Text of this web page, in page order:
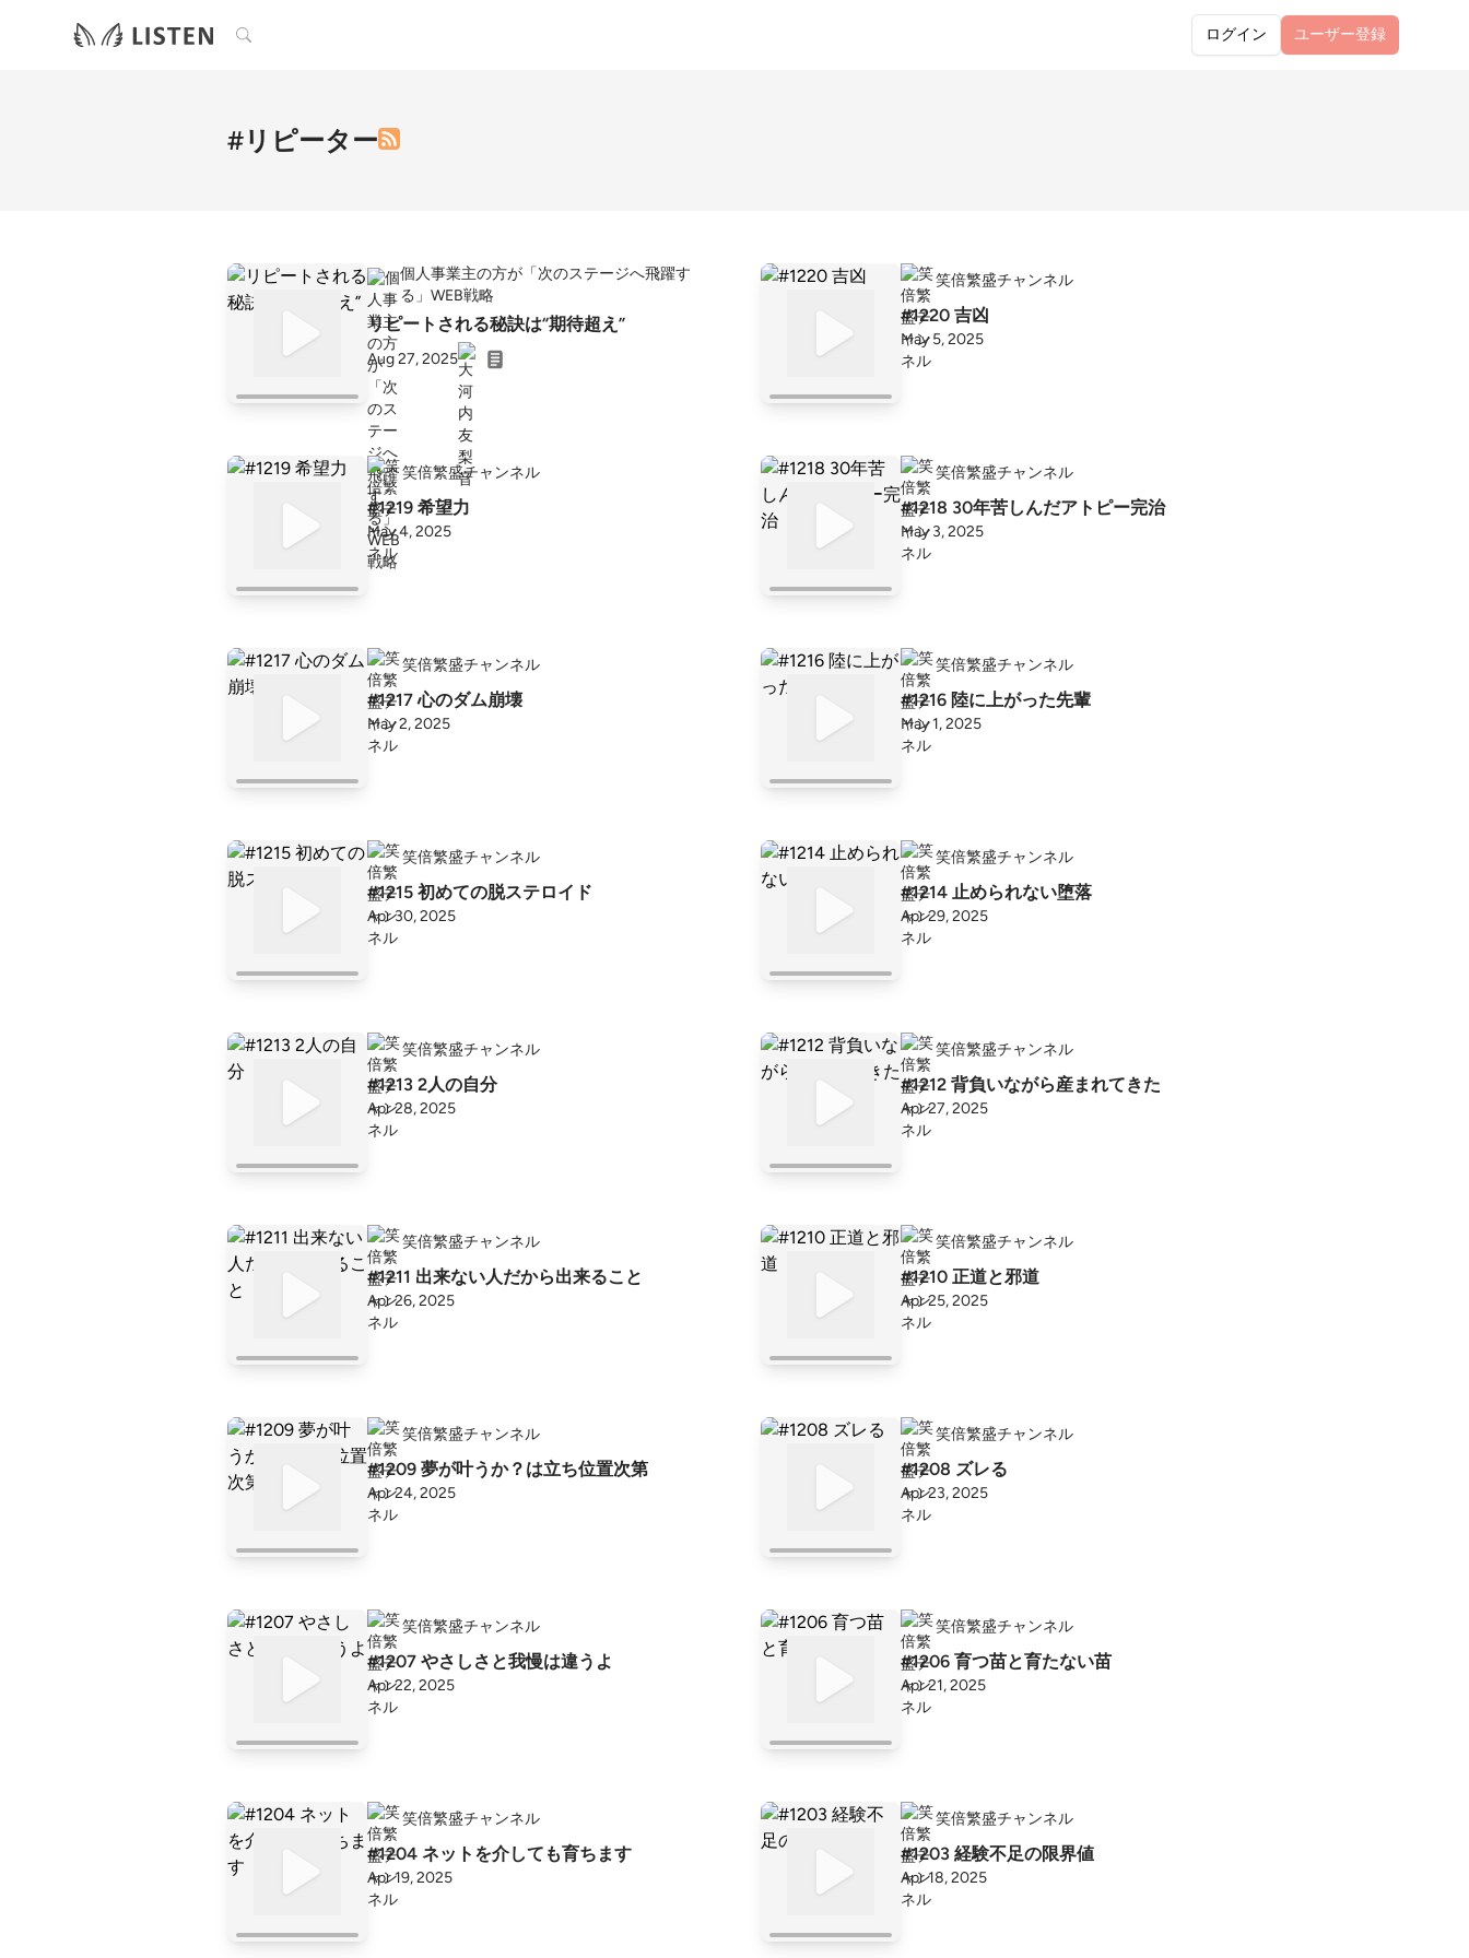
検索 ログイン ユーザー登録
#リピーター
個人事業主の方が「次のステージへ飛躍す
る」WEB戦略
リピートされる秘訣は“期待超え”
Aug 27, 2025
笑倍繁盛チャンネル
#1220 吉凶
May 5, 2025
笑倍繁盛チャンネル
#1219 希望力
May 4, 2025
笑倍繁盛チャンネル
#1218 30年苦しんだアトピー完治
May 3, 2025
笑倍繁盛チャンネル
#1217 心のダム崩壊
May 2, 2025
笑倍繁盛チャンネル
#1216 陸に上がった先輩
May 1, 2025
笑倍繁盛チャンネル
#1215 初めての脱ステロイド
Apr 30, 2025
笑倍繁盛チャンネル
#1214 止められない堕落
Apr 29, 2025
笑倍繁盛チャンネル
#1213 2人の自分
Apr 28, 2025
笑倍繁盛チャンネル
#1212 背負いながら産まれてきた
Apr 27, 2025
笑倍繁盛チャンネル
#1211 出来ない人だから出来ること
Apr 26, 2025
笑倍繁盛チャンネル
#1210 正道と邪道
Apr 25, 2025
笑倍繁盛チャンネル
#1209 夢が叶うか？は立ち位置次第
Apr 24, 2025
笑倍繁盛チャンネル
#1208 ズレる
Apr 23, 2025
笑倍繁盛チャンネル
#1207 やさしさと我慢は違うよ
Apr 22, 2025
笑倍繁盛チャンネル
#1206 育つ苗と育たない苗
Apr 21, 2025
笑倍繁盛チャンネル
#1204 ネットを介しても育ちます
Apr 19, 2025
笑倍繁盛チャンネル
#1203 経験不足の限界値
Apr 18, 2025